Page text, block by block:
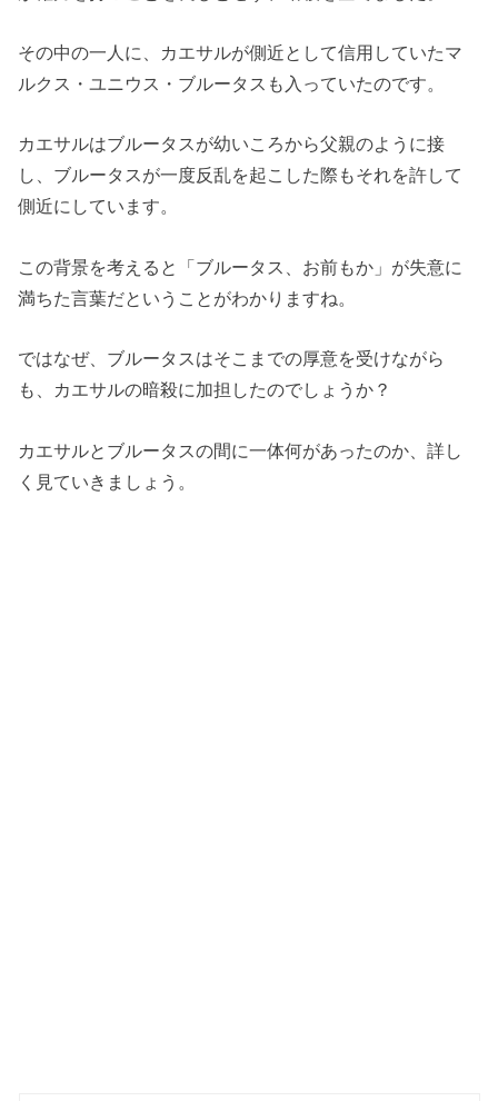
その中の一人に、カエサルが側近として信用していたマ
ルクス・ユニウス・ブルータスも入っていたのです。
カエサルはブルータスが幼いころから父親のように接
し、ブルータスが一度反乱を起こした際もそれを許して
側近にしています。
この背景を考えると「ブルータス、お前もか」が失意に
満ちた言葉だということがわかりますね。
ではなぜ、ブルータスはそこまでの厚意を受けながら
も、カエサルの暗殺に加担したのでしょうか？
カエサルとブルータスの間に一体何があったのか、詳し
く見ていきましょう。